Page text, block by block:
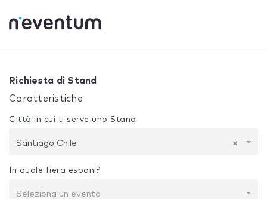
La tua selezione:
Richiesta di Stand
Caratteristiche
Città in cui ti serve uno Stand
×
Santiago Chile
In quale fiera esponi?
Seleziona un evento